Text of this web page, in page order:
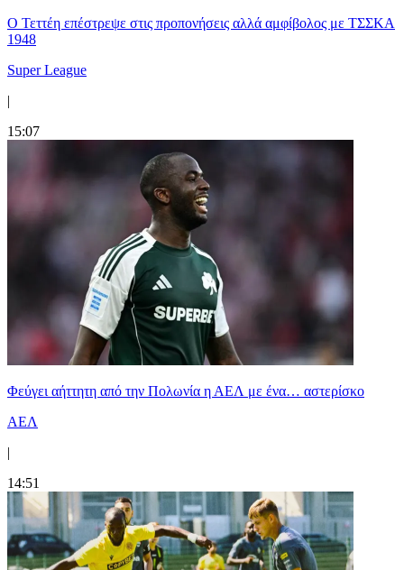
Ο Τεττέη επέστρεψε στις προπονήσεις αλλά αμφίβολος με ΤΣΣΚΑ
1948
Super League
|
15:07
Φεύγει αήττητη από την Πολωνία η ΑΕΛ με ένα… αστερίσκο
ΑΕΛ
|
14:51